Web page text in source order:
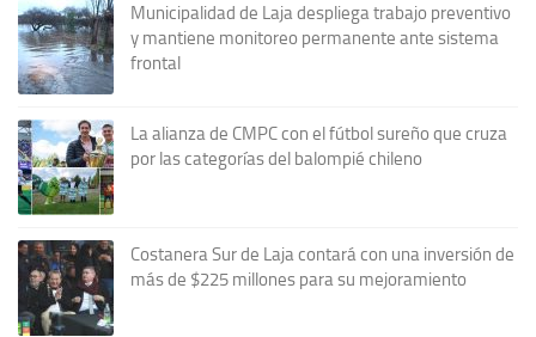
Municipalidad de Laja despliega trabajo preventivo
y mantiene monitoreo permanente ante sistema
frontal
La alianza de CMPC con el fútbol sureño que cruza
por las categorías del balompié chileno
Costanera Sur de Laja contará con una inversión de
más de $225 millones para su mejoramiento